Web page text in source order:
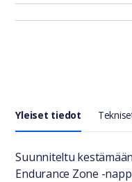
Yleiset tiedot
Yleiset tiedot
Suunniteltu
Endurance Zone -